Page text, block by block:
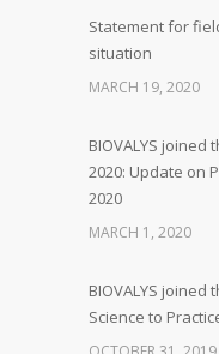
Statement for
situation
MARCH 19, 2020
BIOVALYS joined
2020: Update on
2020
MARCH 1, 2020
BIOVALYS joined
Science to